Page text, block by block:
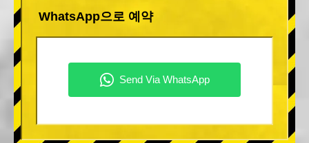
WhatsApp으로 예약